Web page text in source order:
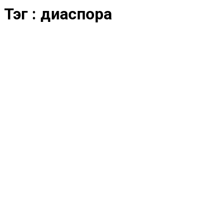
Тэг : диаспора